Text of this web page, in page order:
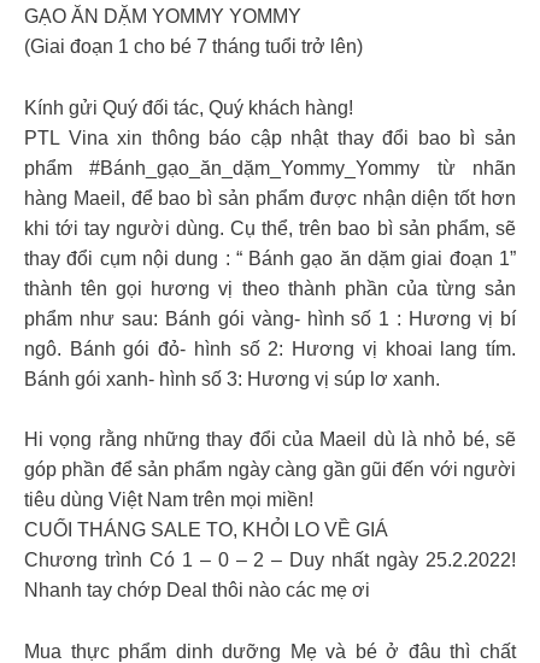
GẠO ĂN DẶM YOMMY YOMMY
(Giai đoạn 1 cho bé 7 tháng tuổi trở lên)
Kính gửi Quý đối tác, Quý khách hàng!
PTL Vina xin thông báo cập nhật thay đổi bao bì sản
phẩm #Bánh_gạo_ăn_dặm_Yommy_Yommy từ nhãn
hàng Maeil, để bao bì sản phẩm được nhận diện tốt hơn
khi tới tay người dùng. Cụ thể, trên bao bì sản phẩm, sẽ
thay đổi cụm nội dung : “ Bánh gạo ăn dặm giai đoạn 1”
thành tên gọi hương vị theo thành phần của từng sản
phẩm như sau: Bánh gói vàng- hình số 1 : Hương vị bí
ngô. Bánh gói đỏ- hình số 2: Hương vị khoai lang tím.
Bánh gói xanh- hình số 3: Hương vị súp lơ xanh.
Hi vọng rằng những thay đổi của Maeil dù là nhỏ bé, sẽ
góp phần để sản phẩm ngày càng gần gũi đến với người
tiêu dùng Việt Nam trên mọi miền!
CUỐI THÁNG SALE TO, KHỎI LO VỀ GIÁ
Chương trình Có 1 – 0 – 2 – Duy nhất ngày 25.2.2022!
Nhanh tay chớp Deal thôi nào các mẹ ơi
Mua thực phẩm dinh dưỡng Mẹ và bé ở đâu thì chất